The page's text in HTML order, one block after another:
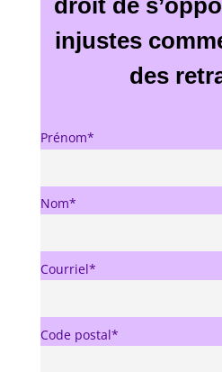
droit de
injustes
des
Prénom*
Nom*
Courriel*
Code postal*